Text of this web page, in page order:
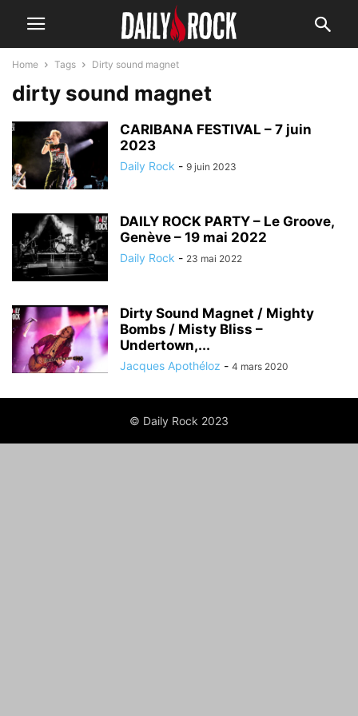
Home Tags Dirty sound magnet
dirty sound magnet
CARIBANA FESTIVAL – 7 juin
2023
Daily Rock - 9 juin 2023
DAILY ROCK PARTY – Le Groove,
Genève – 19 mai 2022
Daily Rock - 23 mai 2022
Dirty Sound Magnet / Mighty
Bombs / Misty Bliss –
Undertown,...
Jacques Apothéloz - 4 mars 2020
© Daily Rock 2023